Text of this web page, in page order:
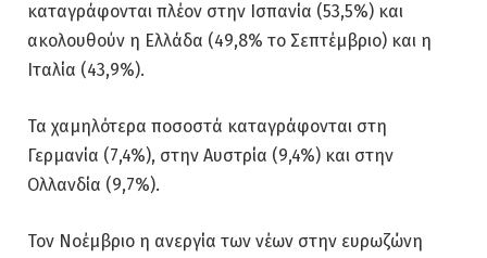
καταγράφονται πλέον στην Ισπανία (53,5%) και
ακολουθούν η Ελλάδα (49,8% το Σεπτέμβριο) και η
Ιταλία (43,9%).
Τα χαμηλότερα ποσοστά καταγράφονται στη
Γερμανία (7,4%), στην Αυστρία (9,4%) και στην
Ολλανδία (9,7%).
Τον Νοέμβριο η ανεργία των νέων στην ευρωζώνη